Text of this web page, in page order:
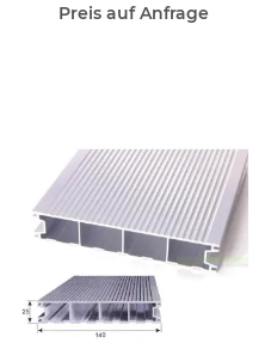
Silber Eloxiert
Preis auf Anfrage